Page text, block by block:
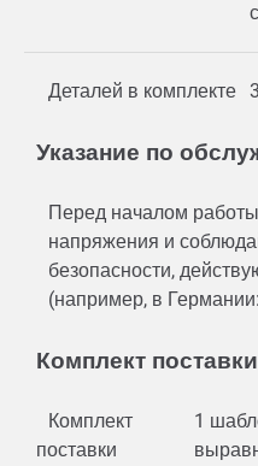
Деталей в комплекте
Указание по
Перед началом работы
напряжения и
безопасности,
(например, в
Комплект поставки
Комплект
поставки
1